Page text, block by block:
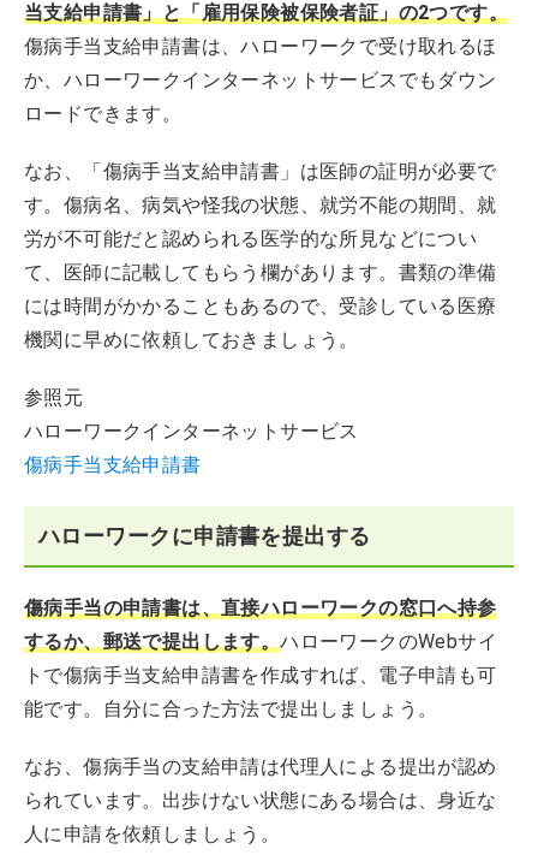
当支給申請書」と「雇用保険被保険者証」の2つです。
傷病手当支給申請書は、ハローワークで受け取れるほ
か、ハローワークインターネットサービスでもダウン
ロードできます。
なお、「傷病手当支給申請書」は医師の証明が必要で
す。傷病名、病気や怪我の状態、就労不能の期間、就
労が不可能だと認められる医学的な所見などについ
て、医師に記載してもらう欄があります。書類の準備
には時間がかかることもあるので、受診している医療
機関に早めに依頼しておきましょう。
参照元
ハローワークインターネットサービス
傷病手当支給申請書
ハローワークに申請書を提出する
傷病手当の申請書は、直接ハローワークの窓口へ持参
するか、郵送で提出します。ハローワークのWebサイ
トで傷病手当支給申請書を作成すれば、電子申請も可
能です。自分に合った方法で提出しましょう。
なお、傷病手当の支給申請は代理人による提出が認め
られています。出歩けない状態にある場合は、身近な
人に申請を依頼しましょう。